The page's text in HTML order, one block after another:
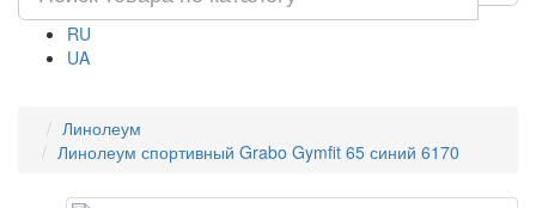
RU
UA
Линолеум
Линолеум спортивный Grabo Gymfit 65 синий 6170